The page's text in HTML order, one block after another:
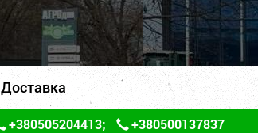
Доставка
+380505204413; +380500137837